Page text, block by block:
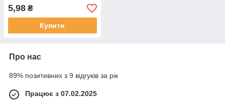
5,98 ₴
Купити
Про нас
89% позитивних з 9 відгуків за рік
Працює з 07.02.2025